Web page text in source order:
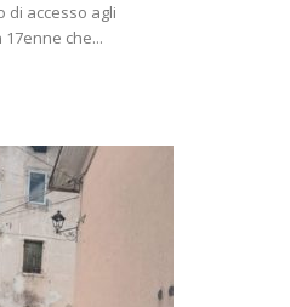
di accesso agli
che...